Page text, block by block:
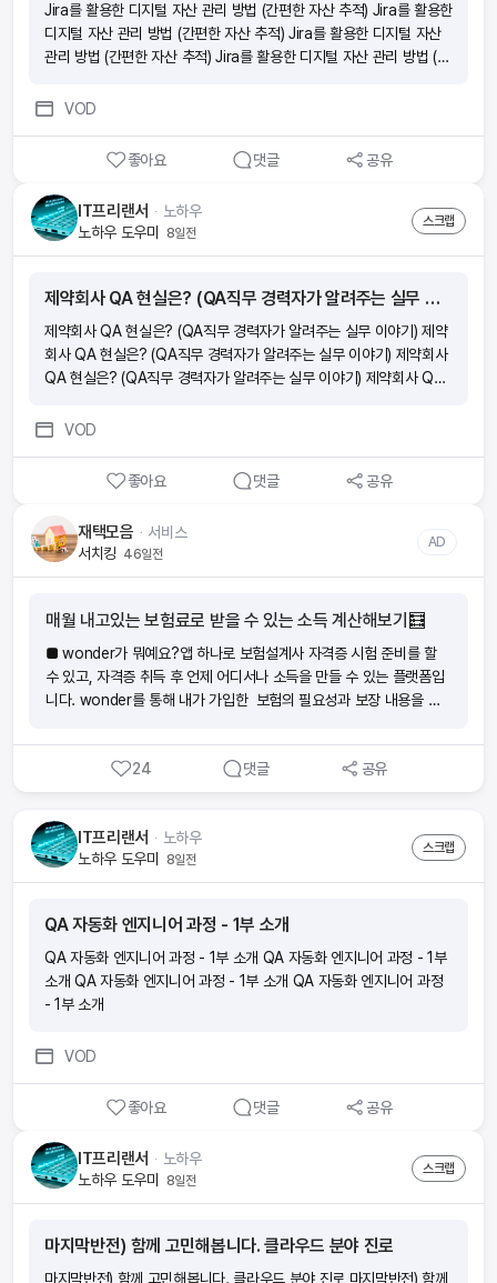
Jira를 활용한 디지털 자산 관리 방법 (간편한 자산 추적) Jira를 활용한
디지털 자산 관리 방법 (간편한 자산 추적) Jira를 활용한 디지털 자산
관리 방법 (간편한 자산 추적) Jira를 활용한 디지털 자산 관리 방법 (간
VOD
좋아요 댓글 공유
IT프리랜서 ᆞ 노하우
노하우 도우미 8일전
스크랩
제약회사 QA 현실은? (QA직무 경력자가 알려주는 실무 이야기)
제약회사 QA 현실은? (QA직무 경력자가 알려주는 실무 이야기) 제약
회사 QA 현실은? (QA직무 경력자가 알려주는 실무 이야기) 제약회사
QA 현실은? (QA직무 경력자가 알려주는 실무 이야기) 제약회사 QA
VOD
좋아요 댓글 공유
재택모음 ᆞ 서비스
서치킹 46일전
AD
매월 내고있는 보험료로 받을 수 있는 소득 계산해보기🧮
■ wonder가 뭐예요?앱 하나로 보험설계사 자격증 시험 준비를 할
수 있고, 자격증 취득 후 언제 어디서나 소득을 만들 수 있는 플랫폼입
니다. wonder를 통해 내가 가입한 보험의 필요성과 보장 내용을 이
더 편리하게! ‘ wonder앱으로 하면 지출이었던 보험료가 소득이 돼요.
■ 요즘 보험 부업이 많던데요 wonder의 장점은 뭔가요?(1)내 라
이프스타일에 방해되지 않게 스스로 자격증 준비가 가능해요. 휴먼압
는 회사가 부담해요.(3)자격증을 취득하면 출근 없이 앱 하나로 소득을
만들 수 있어요.(4)시작부터 함께하는 전문 매니저가 전 과정을 도와드
려요.(5)나도 모르게 보험전문지식이 향상되어 있어요. ■ 절차가 궁
3배의 수수료와 축하금 최대 60만원을 받을 수 있어요 [예시] 보험료
10만원 ■ 시험이 많이 어렵나요? 아니요! 하지만, 모의고사 문제와
답만 외우면 헷갈릴 수 있으니 보기 내용의 이해가 필요해요. (예) 모의
고사에서 ‘틀린 것’은? 으로 외웠는데, 실제 시험에서는 ‘맞는 것을 고
점수를 70점 이상 목표로 반복적으로 풀면서 점차 점수를 높여보세
전’탭에서 원하는 시험 일정에 맞춰 시험신청을 해보세요. 2. 시험일 2
~3주 전부터 동영상강의,모의고사, 요약정리를 반복해서 하루에 일정
시간을 정해두고 벼락치기로 집중도를 높여보세요. 모의고사는 최소 4
~5번 풀어 보시는 게 좋아요. 3. 시험 직전에는 실제 시험처럼 PDF파
일을 출력하여 모의고사를 풀어보는 것도 좋아요! 시험안내 문자도 꼼
격입니다!
24 댓글 공유
IT프리랜서 ᆞ 노하우
노하우 도우미 8일전
스크랩
QA 자동화 엔지니어 과정 - 1부 소개
QA 자동화 엔지니어 과정 - 1부 소개 QA 자동화 엔지니어 과정 - 1부
소개 QA 자동화 엔지니어 과정 - 1부 소개 QA 자동화 엔지니어 과정
- 1부 소개
VOD
좋아요 댓글 공유
IT프리랜서 ᆞ 노하우
노하우 도우미 8일전
스크랩
마지막반전) 함께 고민해봅니다. 클라우드 분야 진로
마지막반전) 함께 고민해봅니다. 클라우드 분야 진로 마지막반전) 함께